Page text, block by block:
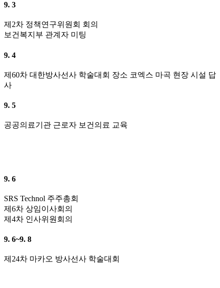
9. 3
제2차 정책연구위원회 회의
보건복지부 관계자 미팅
9. 4
제60차 대한방사선사 학술대회 장소 코엑스 마곡 현장 시설 답
사
9. 5
공공의료기관 근로자 보건의료 교육
9. 6
SRS Technol 주주총회
제6차 상임이사회의
제4차 인사위원회의
9. 6~9. 8
제24차 마카오 방사선사 학술대회